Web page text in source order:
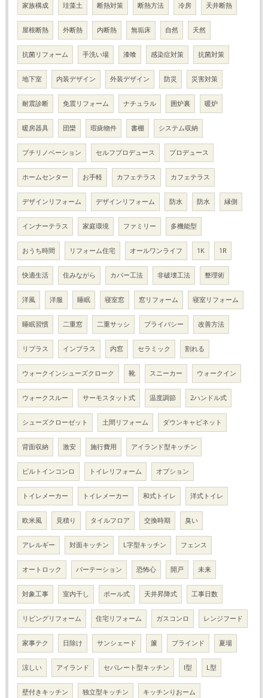
家族構成 珪藻土 断熱対策 断熱方法 冷房 天井断熱
屋根断熱 外断熱 内断熱 無垢床 自然 天然
抗菌リフォーム 手洗い場 漆喰 感染症対策 抗菌対策
地下室 内装デザイン 外装デザイン 防災 災害対策
耐震診断 免震リフォーム ナチュラル 囲炉裏 暖炉
暖房器具 団欒 瑕疵物件 書棚 システム収納
プチリノベーション セルフプロデュース プロデュース
ホームセンター お手軽 カフェテラス カフェテラス
デザインリフォーム デザインリフォーム 防水 防水 縁側
インナーテラス 家庭環境 ファミリー 多機能型
おうち時間 リフォーム住宅 オールワンライフ 1K 1R
快適生活 住みながら カバー工法 非破壊工法 整理術
洋風 洋服 睡眠 寝室窓 窓リフォーム 寝室リフォーム
睡眠習慣 二重窓 二重サッシ プライバシー 改善方法
リプラス インプラス 内窓 セラミック 割れる
ウォークインシューズクローク 靴 スニーカー ウォークイン
ウォークスルー サーモスタット式 温度調節 2ハンドル式
シューズクローゼット 土間リフォーム ダウンキャビネット
背面収納 激安 施行費用 アイランド型キッチン
ビルトインコンロ トイレリフォーム オプション
トイレメーカー トイレメーカー 和式トイレ 洋式トイレ
欧米風 見積り タイルフロア 交換時期 臭い
アレルギー 対面キッチン L字型キッチン フェンス
オートロック パーテーション 恐怖心 開戸 未来
対象工事 室内干し ポール式 天井昇降式 工事日数
リビングリフォーム 住宅リフォーム ガスコンロ レンジフード
家事テク 日除け サンシェード 簾 ブラインド 夏場
涼しい アイランド セパレート型キッチン I型 L型
壁付きキッチン 独立型キッチン キッチンりおーム